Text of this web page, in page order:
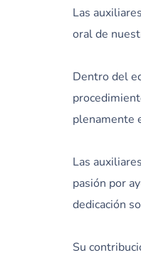
Las
oral de
Dentro del
plenamente
Las
pasión por
dedicación
Su